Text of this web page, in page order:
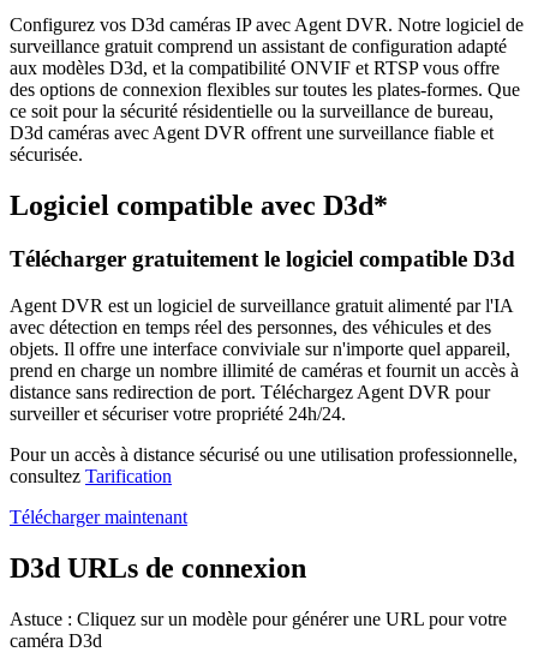
Configurez vos D3d caméras IP avec Agent DVR. Notre logiciel de
surveillance gratuit comprend un assistant de configuration adapté
aux modèles D3d, et la compatibilité ONVIF et RTSP vous offre
des options de connexion flexibles sur toutes les plates-formes. Que
ce soit pour la sécurité résidentielle ou la surveillance de bureau,
D3d caméras avec Agent DVR offrent une surveillance fiable et
sécurisée.
Logiciel compatible avec D3d*
Télécharger gratuitement le logiciel compatible D3d
Agent DVR est un logiciel de surveillance gratuit alimenté par l'IA
avec détection en temps réel des personnes, des véhicules et des
objets. Il offre une interface conviviale sur n'importe quel appareil,
prend en charge un nombre illimité de caméras et fournit un accès à
distance sans redirection de port. Téléchargez Agent DVR pour
surveiller et sécuriser votre propriété 24h/24.
Pour un accès à distance sécurisé ou une utilisation professionnelle,
consultez Tarification
Télécharger maintenant
D3d URLs de connexion
Astuce : Cliquez sur un modèle pour générer une URL pour votre
caméra D3d